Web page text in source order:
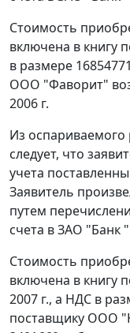
Стоимость
включена в книгу
в размере
ООО "Фаворит"
2006 г.
Из оспариваемого
следует, что
учета
Заявитель
путем
счета в ЗАО "Банк
Стоимость
включена в книгу
2007 г., а НДС в
поставщику ООО